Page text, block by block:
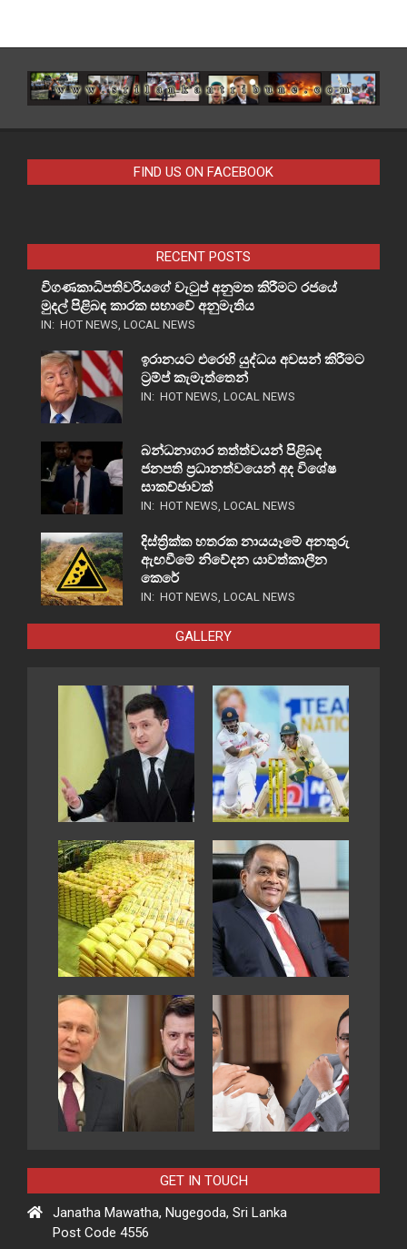
FIND US ON FACEBOOK
RECENT POSTS
විගණකාධිපතිවරියගේ වැටුප් අනුමත කිරීමට රජයේ
මුදල් පිළිබඳ කාරක සභාවේ අනුමැතිය
IN: HOT NEWS, LOCAL NEWS
ඉරානයට එරෙහි යුද්ධය අවසන් කිරීමට
ට්‍රම්ප් කැමැත්තෙන්
IN: HOT NEWS, LOCAL NEWS
බන්ධනාගාර තත්ත්වයන් පිළිබඳ
ජනපති ප්‍රධානත්වයෙන් අද විශේෂ
සාකච්ඡාවක්
IN: HOT NEWS, LOCAL NEWS
දිස්ත්‍රික්ක හතරක නායයෑමේ අනතුරු
ඇඟවීමේ නිවේදන යාවත්කාලීන
කෙරේ
IN: HOT NEWS, LOCAL NEWS
GALLERY
GET IN TOUCH
Janatha Mawatha, Nugegoda, Sri Lanka
Post Code 4556